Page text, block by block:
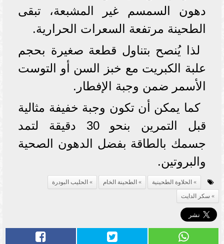
دهون السمسم غير المشبعة، تبقى
الطحينة مرتفعة السعرات الحرارية.
لذا يُنصح بتناول قطعة صغيرة بحجم
علبة الكبريت مع خبز السن أو التوست
الأسمر ضمن وجبة الإفطار.
كما يمكن أن تكون وجبة خفيفة مثالية
قبل التمرين بنحو 30 دقيقة لتمد
جسمك بالطاقة بفضل الدهون الصحية
والبروتين.
الحلاوة الطحينية الطحينة الخام
الحليب البودرة
سكر الدايت